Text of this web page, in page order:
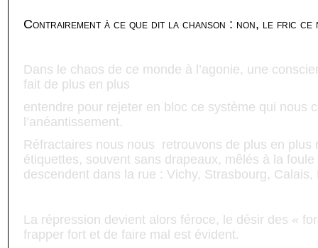
Contrairement à ce que dit la chanson : non, le fric ce
Dans le chaos de ce monde à l’agonie, une
fait de plus en plus
entendre pour rejeter en bloc ce système qui nous
l’anéantissement.
Réfractaires nous nous retrouvons de plus en plus
étiquettes, souvent sans drapeaux, mêlés à la
descendent dans la rue : Vichy, Strasbourg,
La répression devient alors féroce, le désir des «
frapper fort et de faire mal est évident.